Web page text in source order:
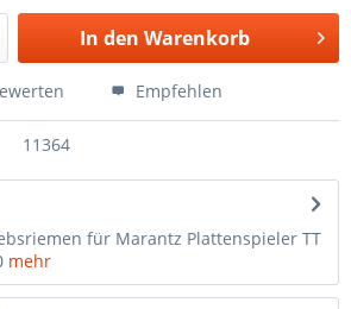
In den Warenkorb
Empfehlen
11364
für Marantz Plattenspieler TT
mehr